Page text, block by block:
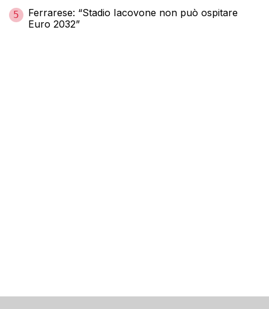
5
Ferrarese: “Stadio Iacovone non può ospitare
Euro 2032”